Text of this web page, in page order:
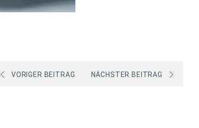
VORIGER BEITRAG NÄCHSTER BEITRAG